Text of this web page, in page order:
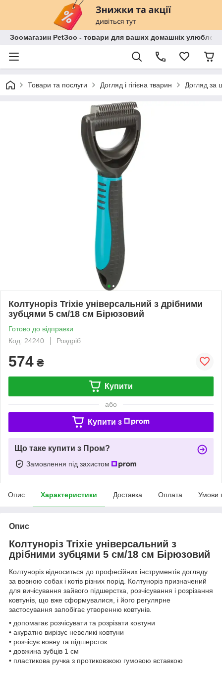
Зоомагазин PetЗoo - товари для ваших домашніх
Товари та послуги Догляд і гігієна тварин Догляд за
Колтуноріз Trixie універсальний з дрібними
зубцями 5 см/18 см Бірюзовий
Готово до відправки
Код: 24240
Роздріб
574 ₴
Купити
або
Купити з
Що таке купити з Пром?
Замовлення під захистом
Опис Характеристики Доставка Оплата Умови
Опис
Колтуноріз Trixie універсальний з
дрібними зубцями 5 см/18 см Бірюзовий
Колтуноріз відноситься до професійних інструментів догляду
за вовною собак і котів різних порід. Колтуноріз призначений
для вичісування зайвого підшерстка, розчісування і розрізання
ковтунів, що вже сформувалися, і його регулярне
застосування запобігає утворенню ковтунів.
• допомагає розчісувати та розрізати ковтуни
• акуратно вирізує невеликі ковтуни
• розчісує вовну та підшерсток
• довжина зубців 1 см
• пластикова ручка з протиковзкою гумовою вставкою